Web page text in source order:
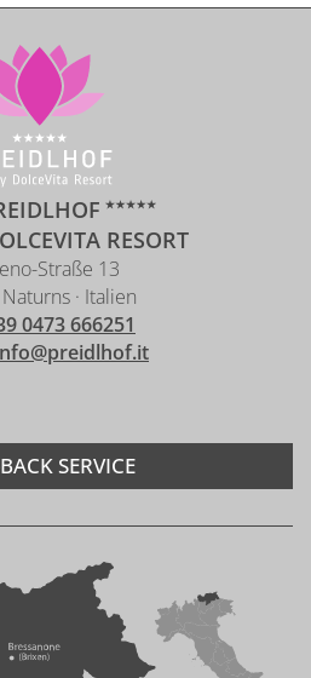
RESORT
Straße 13
· Italien
0473 666251
SERVICE